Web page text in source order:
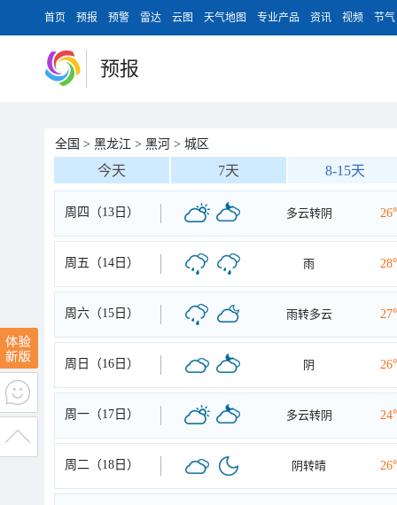
首页 预报 预警 雷达 云图 天气地图 专业产品 资讯 视频 节气
预报
全国 > 黑龙江 > 黑河 > 城区
今天 7天 8-15天
周四（13日） 多云转阴
周五（14日） 雨
周六（15日） 雨转多云
周日（16日） 阴
周一（17日） 多云转阴
周二（18日） 阴转晴